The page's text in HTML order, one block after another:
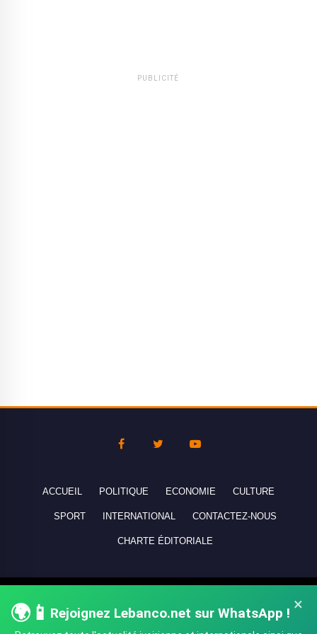
PUBLICITÉ
×
🌍📱 Rejoignez Lebanco.net sur WhatsApp !
ACCUEIL POLITIQUE ECONOMIE CULTURE
SPORT INTERNATIONAL CONTACTEZ-NOUS
CHARTE ÉDITORIALE
réservés - All rights reserved.